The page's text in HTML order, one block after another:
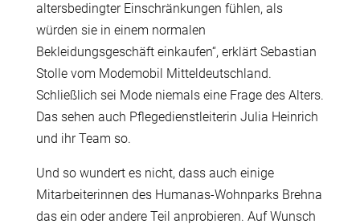
altersbedingter Einschränkungen fühlen, als
würden sie in einem normalen
Bekleidungsgeschäft einkaufen“, erklärt Sebastian
Stolle vom Modemobil Mitteldeutschland.
Schließlich sei Mode niemals eine Frage des Alters.
Das sehen auch Pflegedienstleiterin Julia Heinrich
und ihr Team so.
Und so wundert es nicht, dass auch einige
Mitarbeiterinnen des Humanas-Wohnparks Brehna
das ein oder andere Teil anprobieren. Auf Wunsch